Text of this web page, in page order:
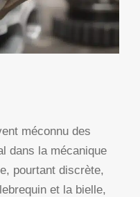
méconnu des
dans la mécanique
pourtant discrète,
et la bielle,